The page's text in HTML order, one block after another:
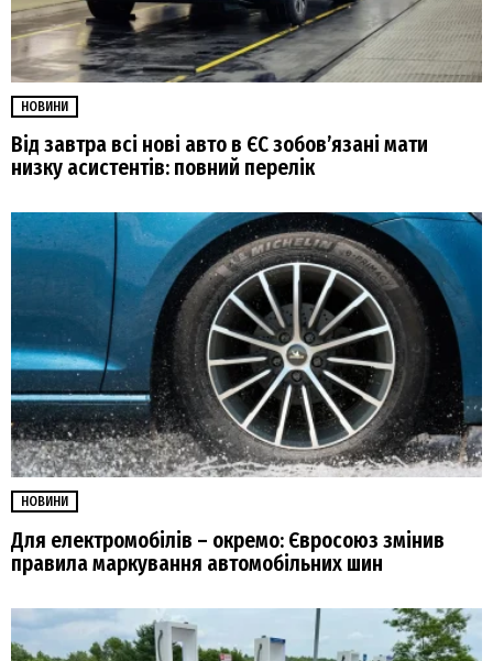
НОВИНИ
Від завтра всі нові авто в ЄС зобовʼязані мати
низку асистентів: повний перелік
НОВИНИ
Для електромобілів – окремо: Євросоюз змінив
правила маркування автомобільних шин